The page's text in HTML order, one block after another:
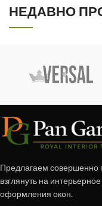
НЕДАВНО
Предлагаем совершенно
взглянуть на
оформления окон.